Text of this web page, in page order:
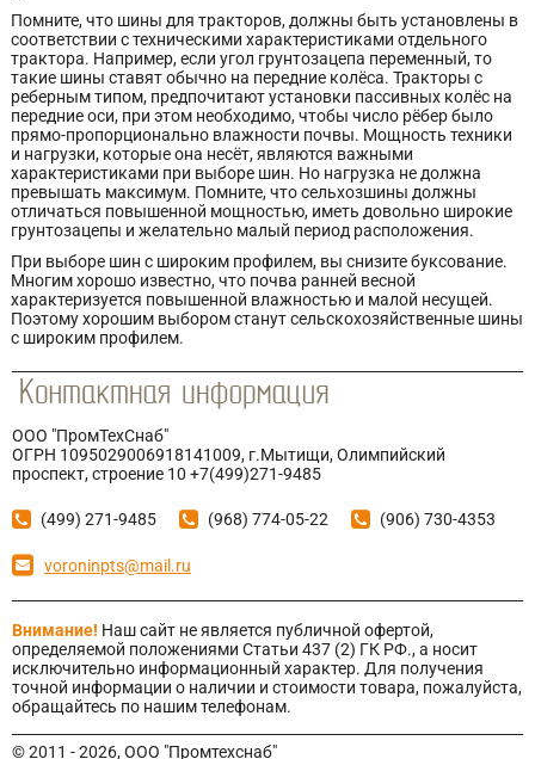
Помните, что шины для тракторов, должны быть установлены в
соответствии с техническими характеристиками отдельного
трактора. Например, если угол грунтозацепа переменный, то
такие шины ставят обычно на передние колёса. Тракторы с
реберным типом, предпочитают установки пассивных колёс на
передние оси, при этом необходимо, чтобы число рёбер было
прямо-пропорционально влажности почвы. Мощность техники
и нагрузки, которые она несёт, являются важными
характеристиками при выборе шин. Но нагрузка не должна
превышать максимум. Помните, что сельхозшины должны
отличаться повышенной мощностью, иметь довольно широкие
грунтозацепы и желательно малый период расположения.
При выборе шин с широким профилем, вы снизите буксование.
Многим хорошо известно, что почва ранней весной
характеризуется повышенной влажностью и малой несущей.
Поэтому хорошим выбором станут сельскохозяйственные шины
с широким профилем.
ООО "ПромТехСнаб"
ОГРН 1095029006918141009, г.Мытищи, Олимпийский
проспект, строение 10 +7(499)271-9485
(499) 271-9485 (968) 774-05-22 (906) 730-4353
voroninpts@mail.ru
Внимание! Наш сайт не является публичной офертой,
определяемой положениями Статьи 437 (2) ГК РФ., а носит
исключительно информационный характер. Для получения
точной информации о наличии и стоимости товара, пожалуйста,
обращайтесь по нашим телефонам.
© 2011 - 2026, ООО "Промтехснаб"